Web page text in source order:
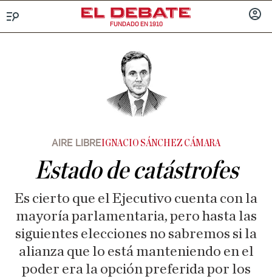
FUNDADO EN 1910
AIRE LIBRE IGNACIO SÁNCHEZ CÁMARA
Estado de catástrofes
Es cierto que el Ejecutivo cuenta con la
mayoría parlamentaria, pero hasta las
siguientes elecciones no sabremos si la
alianza que lo está manteniendo en el
poder era la opción preferida por los